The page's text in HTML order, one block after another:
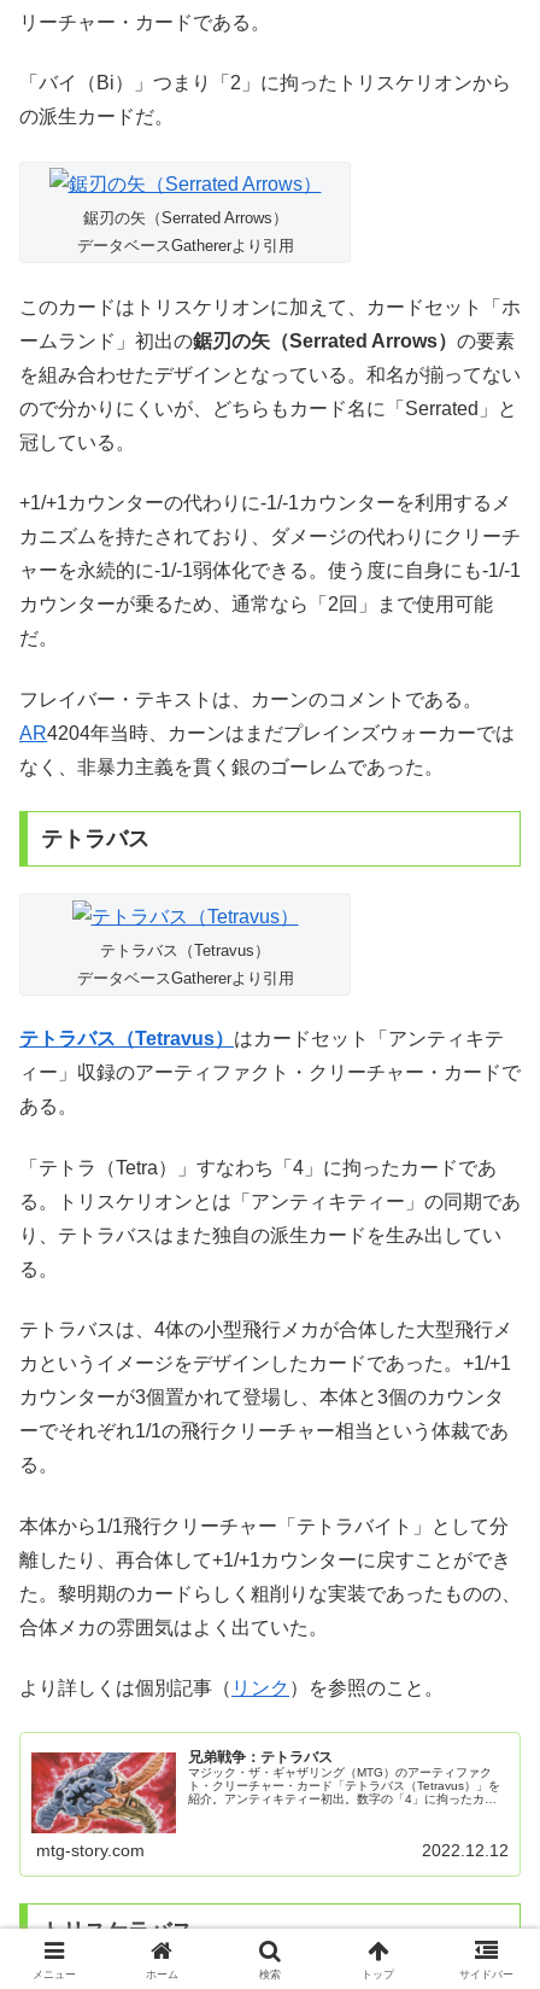
リーチャー・カードである。
「バイ（Bi）」つまり「2」に拘ったトリスケリオンから
の派生カードだ。
鋸刃の矢（Serrated Arrows）
データベースGathererより引用
このカードはトリスケリオンに加えて、カードセット「ホ
ームランド」初出の鋸刃の矢（Serrated Arrows） の要素
を組み合わせたデザインとなっている。和名が揃ってない
ので分かりにくいが、どちらもカード名に「Serrated」と
冠している。
+1/+1カウンターの代わりに-1/-1カウンターを利用するメ
カニズムを持たされており、ダメージの代わりにクリーチ
ャーを永続的に-1/-1弱体化できる。使う度に自身にも-1/-1
カウンターが乗るため、通常なら「2回」まで使用可能
だ。
フレイバー・テキストは、カーンのコメントである。
AR4204年当時、カーンはまだプレインズウォーカーでは
なく、非暴力主義を貫く銀のゴーレムであった。
テトラバス
テトラバス（Tetravus）
データベースGathererより引用
テトラバス（Tetravus） はカードセット「アンティキテ
ィー」収録のアーティファクト・クリーチャー・カードで
ある。
「テトラ（Tetra）」すなわち「4」に拘ったカードであ
る。トリスケリオンとは「アンティキティー」の同期であ
り、テトラバスはまた独自の派生カードを生み出してい
る。
テトラバスは、4体の小型飛行メカが合体した大型飛行メ
カというイメージをデザインしたカードであった。+1/+1
カウンターが3個置かれて登場し、本体と3個のカウンタ
ーでそれぞれ1/1の飛行クリーチャー相当という体裁であ
る。
本体から1/1飛行クリーチャー「テトラバイト」として分
離したり、再合体して+1/+1カウンターに戻すことができ
た。黎明期のカードらしく粗削りな実装であったものの、
合体メカの雰囲気はよく出ていた。
より詳しくは個別記事（ リンク ）を参照のこと。
兄弟戦争：テトラバス
マジック・ザ・ギャザリング（MTG）のアーティファク
ト・クリーチャー・カード「テトラバス（Tetravus）」を
紹介。アンティキティー初出。数字の「4」に拘ったカー
mtg-story.com 2022.12.12
トリスケラバス
メニュー ホーム 検索 トップ サイドバー